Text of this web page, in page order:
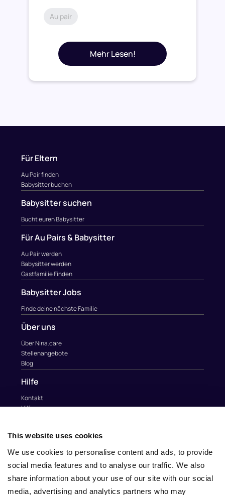
This website uses cookies
We use cookies to personalise content and ads, to provide
social media features and to analyse our traffic. We also
share information about your use of our site with our social
media, advertising and analytics partners who may
Au pair
Mehr Lesen!
Für Eltern
Au Pair finden
Babysitter buchen
Babysitter suchen
Bucht euren Babysitter
Für Au Pairs & Babysitter
Au Pair werden
Babysitter werden
Gastfamilie Finden
Babysitter Jobs
Finde deine nächste Familie
Über uns
Über Nina.care
Stellenangebote
Blog
Hilfe
Kontakt
Hilfe
info@nina.care